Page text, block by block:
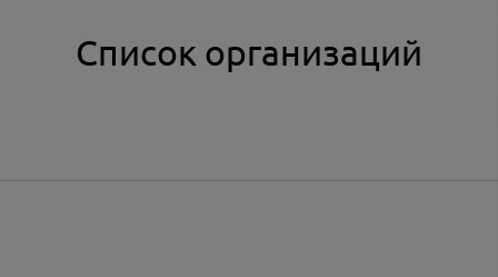
Список организаций